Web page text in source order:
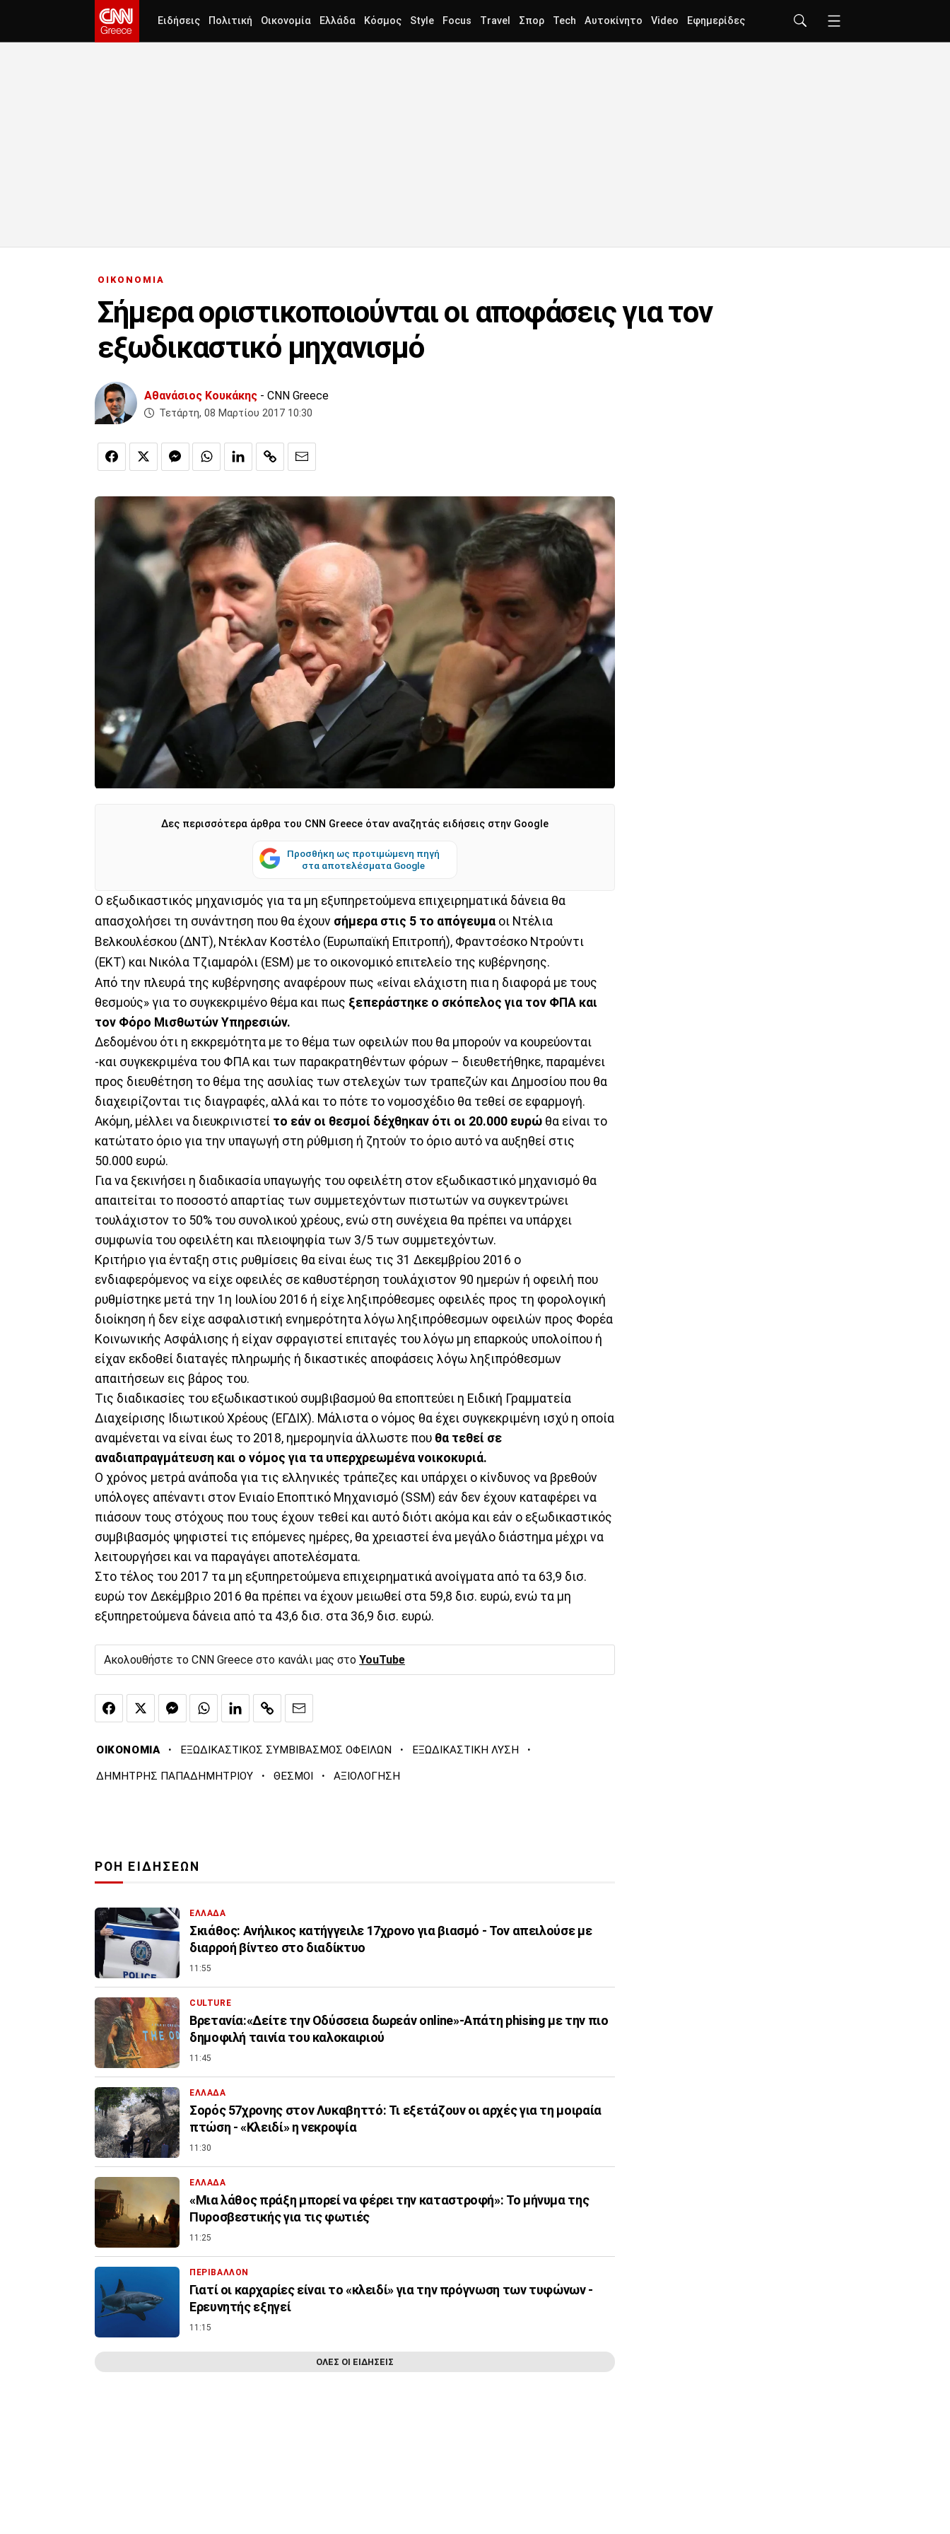
Ειδήσεις Πολιτική Οικονομία Ελλάδα Κόσμος Style Focus Travel Σπορ Tech Αυτοκίνητο Video Εφημερίδες
ΟΙΚΟΝΟΜΙΑ
Σήμερα οριστικοποιούνται οι αποφάσεις για τον
εξωδικαστικό μηχανισμό
Αθανάσιος Κουκάκης - CNN Greece
Τετάρτη, 08 Μαρτίου 2017 10:30
Δες περισσότερα άρθρα του CNN Greece όταν αναζητάς ειδήσεις στην Google
Προσθήκη ως προτιμώμενη πηγή
στα αποτελέσματα Google
Ο εξωδικαστικός μηχανισμός για τα μη εξυπηρετούμενα επιχειρηματικά δάνεια θα
απασχολήσει τη συνάντηση που θα έχουν σήμερα στις 5 το απόγευμα οι Ντέλια
Βελκουλέσκου (ΔΝΤ), Ντέκλαν Κοστέλο (Ευρωπαϊκή Επιτροπή), Φραντσέσκο Ντρούντι
(ΕΚΤ) και Νικόλα Τζιαμαρόλι (ESM) με το οικονομικό επιτελείο της κυβέρνησης.
Από την πλευρά της κυβέρνησης αναφέρουν πως «είναι ελάχιστη πια η διαφορά με τους
θεσμούς» για το συγκεκριμένο θέμα και πως ξεπεράστηκε ο σκόπελος για τον ΦΠΑ και
τον Φόρο Μισθωτών Υπηρεσιών.
Δεδομένου ότι η εκκρεμότητα με το θέμα των οφειλών που θα μπορούν να κουρεύονται
-και συγκεκριμένα του ΦΠΑ και των παρακρατηθέντων φόρων – διευθετήθηκε, παραμένει
προς διευθέτηση το θέμα της ασυλίας των στελεχών των τραπεζών και Δημοσίου που θα
διαχειρίζονται τις διαγραφές, αλλά και το πότε το νομοσχέδιο θα τεθεί σε εφαρμογή.
Ακόμη, μέλλει να διευκρινιστεί το εάν οι θεσμοί δέχθηκαν ότι οι 20.000 ευρώ θα είναι το
κατώτατο όριο για την υπαγωγή στη ρύθμιση ή ζητούν το όριο αυτό να αυξηθεί στις
50.000 ευρώ.
Για να ξεκινήσει η διαδικασία υπαγωγής του οφειλέτη στον εξωδικαστικό μηχανισμό θα
απαιτείται το ποσοστό απαρτίας των συμμετεχόντων πιστωτών να συγκεντρώνει
τουλάχιστον το 50% του συνολικού χρέους, ενώ στη συνέχεια θα πρέπει να υπάρχει
συμφωνία του οφειλέτη και πλειοψηφία των 3/5 των συμμετεχόντων.
Κριτήριο για ένταξη στις ρυθμίσεις θα είναι έως τις 31 Δεκεμβρίου 2016 ο
ενδιαφερόμενος να είχε οφειλές σε καθυστέρηση τουλάχιστον 90 ημερών ή οφειλή που
ρυθμίστηκε μετά την 1η Ιουλίου 2016 ή είχε ληξιπρόθεσμες οφειλές προς τη φορολογική
διοίκηση ή δεν είχε ασφαλιστική ενημερότητα λόγω ληξιπρόθεσμων οφειλών προς Φορέα
Κοινωνικής Ασφάλισης ή είχαν σφραγιστεί επιταγές του λόγω μη επαρκούς υπολοίπου ή
είχαν εκδοθεί διαταγές πληρωμής ή δικαστικές αποφάσεις λόγω ληξιπρόθεσμων
απαιτήσεων εις βάρος του.
Τις διαδικασίες του εξωδικαστικού συμβιβασμού θα εποπτεύει η Ειδική Γραμματεία
Διαχείρισης Ιδιωτικού Χρέους (ΕΓΔΙΧ). Μάλιστα ο νόμος θα έχει συγκεκριμένη ισχύ η οποία
αναμένεται να είναι έως το 2018, ημερομηνία άλλωστε που θα τεθεί σε
αναδιαπραγμάτευση και ο νόμος για τα υπερχρεωμένα νοικοκυριά.
Ο χρόνος μετρά ανάποδα για τις ελληνικές τράπεζες και υπάρχει ο κίνδυνος να βρεθούν
υπόλογες απέναντι στον Ενιαίο Εποπτικό Μηχανισμό (SSM) εάν δεν έχουν καταφέρει να
πιάσουν τους στόχους που τους έχουν τεθεί και αυτό διότι ακόμα και εάν ο εξωδικαστικός
συμβιβασμός ψηφιστεί τις επόμενες ημέρες, θα χρειαστεί ένα μεγάλο διάστημα μέχρι να
λειτουργήσει και να παραγάγει αποτελέσματα.
Στο τέλος του 2017 τα μη εξυπηρετούμενα επιχειρηματικά ανοίγματα από τα 63,9 δισ.
ευρώ τον Δεκέμβριο 2016 θα πρέπει να έχουν μειωθεί στα 59,8 δισ. ευρώ, ενώ τα μη
εξυπηρετούμενα δάνεια από τα 43,6 δισ. στα 36,9 δισ. ευρώ.
Ακολουθήστε το CNN Greece στο κανάλι μας στο YouTube
ΟΙΚΟΝΟΜΙΑ · ΕΞΩΔΙΚΑΣΤΙΚΟΣ ΣΥΜΒΙΒΑΣΜΟΣ ΟΦΕΙΛΩΝ · ΕΞΩΔΙΚΑΣΤΙΚΗ ΛΥΣΗ ·
ΔΗΜΗΤΡΗΣ ΠΑΠΑΔΗΜΗΤΡΙΟΥ · ΘΕΣΜΟΙ · ΑΞΙΟΛΟΓΗΣΗ
ΡΟΗ ΕΙΔΗΣΕΩΝ
ΕΛΛΑΔΑ
Σκιάθος: Ανήλικος κατήγγειλε 17χρονο για βιασμό - Τον απειλούσε με
διαρροή βίντεο στο διαδίκτυο
11:55
CULTURE
Βρετανία:«Δείτε την Οδύσσεια δωρεάν online»-Απάτη phising με την πιο
δημοφιλή ταινία του καλοκαιριού
11:45
ΕΛΛΑΔΑ
Σορός 57χρονης στον Λυκαβηττό: Τι εξετάζουν οι αρχές για τη μοιραία
πτώση - «Κλειδί» η νεκροψία
11:30
ΕΛΛΑΔΑ
«Μια λάθος πράξη μπορεί να φέρει την καταστροφή»: Το μήνυμα της
Πυροσβεστικής για τις φωτιές
11:25
ΠΕΡΙΒΑΛΛΟΝ
Γιατί οι καρχαρίες είναι το «κλειδί» για την πρόγνωση των τυφώνων -
Ερευνητής εξηγεί
11:15
ΟΛΕΣ ΟΙ ΕΙΔΗΣΕΙΣ